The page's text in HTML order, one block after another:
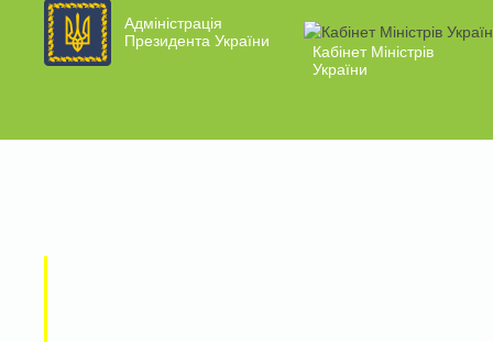
Адміністрація
Президента України
Кабінет Міністрів
України